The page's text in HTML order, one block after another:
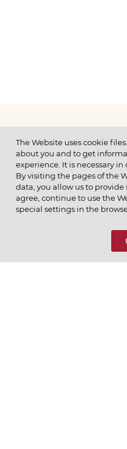
МЕНЮ
© 2026 ОАО
ПОЗВОНИТЕ НАМ
8 (800) 333-65-66
The Website uses cookie
about you and to get
experience. It is necessary
By visiting the pages of the
data, you allow us to
agree, continue to use the
special settings in the